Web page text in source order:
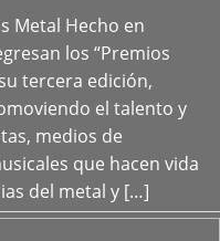
Metal Hecho en
los “Premios
tercera edición,
el talento y
medios de
que hacen vida
del metal y […]